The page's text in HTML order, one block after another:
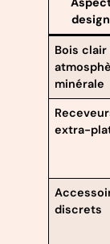
design
Bois
minérale
extra-
discrets